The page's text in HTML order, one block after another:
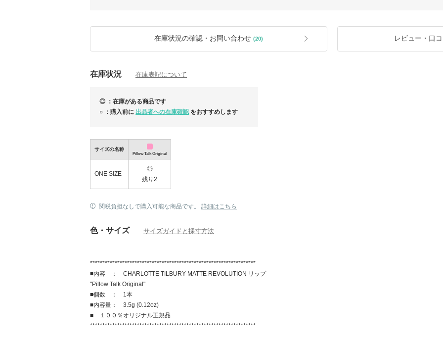
ADHOC / Pony Stone / DISAYA / Kloset / Pretty Boy Gear なども買付可能。
★まとめ買い、リピート割引など気軽にお問い合わせください。
★ブラウザにより色が現品と違って見
イギリス発★RINIKINI★大人のラグジュアリークロシ
在庫状況の確認・お問い合わせ (20) レビュー・口コ
在庫状況 在庫表記について
◎ ：在庫がある商品です
○ ：購入前に 出品者への在庫確認 をおすすめします
サイズの名称
Pillow Talk Original
ONE SIZE
◎
残り2
関税負担なしで購入可能な商品です。 詳細はこちら
色・サイズ サイズガイドと採寸方法
*******************************************************************
■内容 ： CHARLOTTE TILBURY MATTE REVOLUTION リップ
"Pillow Talk Original"
■個数 ： 1本
■内容量： 3.5g (0.12oz)
■ １００％オリジナル正規品
*******************************************************************